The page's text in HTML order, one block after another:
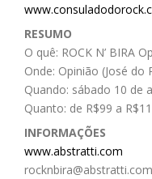
RESUMO
O quê: ROCK N’ BIRA
Onde: Opinião (José do
Quando: sábado 10 de
Quanto: de R$99 a
INFORMAÇÕES
www.abstratti.com
rocknbira@abstratti.com